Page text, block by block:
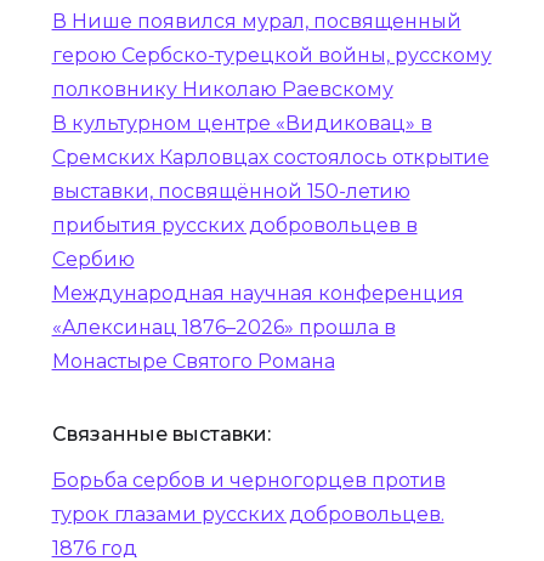
В Нише появился мурал, посвященный
герою Сербско-турецкой войны, русскому
полковнику Николаю Раевскому
В культурном центре «Видиковац» в
Сремских Карловцах состоялось открытие
выставки, посвящённой 150-летию
прибытия русских добровольцев в
Сербию
Международная научная конференция
«Алексинац 1876–2026» прошла в
Монастыре Святого Романа
Связанные выставки:
Борьба сербов и черногорцев против
турок глазами русских добровольцев.
1876 год